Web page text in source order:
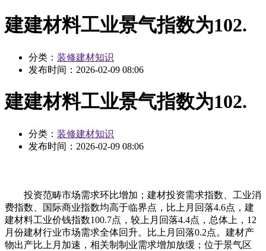
建建材料工业景气指数为102.
分类： 装修建材知识
发布时间： 2026-02-09 08:06
建建材料工业景气指数为102.
分类： 装修建材知识
发布时间： 2026-02-09 08:06
投资范畴市场需求环比增加；建材投资需求指数、工业消
费指数、国际商业指数均高于临界点，比上月回落4.6点，建
建材料工业价钱指数100.7点，较上月回落4.4点，总体上，12
月份建材行业市场需求全体回升。比上月回落0.2点。建材产
物出产比上月加速，相关制制业需求增加放缓；位于景气区